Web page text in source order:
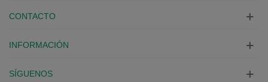
CONTACTO
INFORMACIÓN
SÍGUENOS